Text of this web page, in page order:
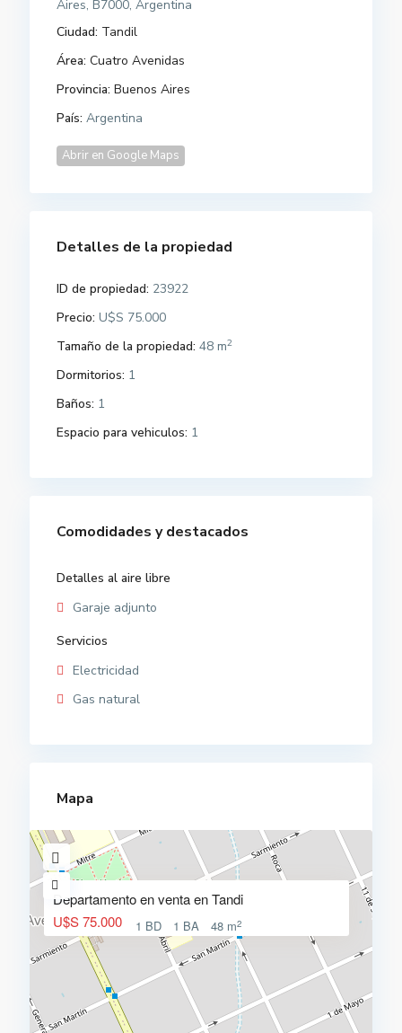
Aires, B7000, Argentina
Ciudad: Tandil
Área: Cuatro Avenidas
Provincia: Buenos Aires
País: Argentina
Abrir en Google Maps
Detalles de la propiedad
ID de propiedad: 23922
Precio: U$S 75.000
Tamaño de la propiedad: 48 m2
Dormitorios: 1
Baños: 1
Espacio para vehiculos: 1
Comodidades y destacados
Detalles al aire libre
Garaje adjunto
Servicios
Electricidad
Gas natural
Mapa
Departamento en venta en Tandi
U$S 75.000
1 BD 1 BA 48 m2